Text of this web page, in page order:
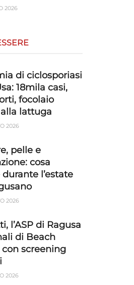
2026
di ciclosporiasi
18mila casi,
focolaio
lattuga
2026
pelle e
cosa
l’estate
2026
l’ASP di Ragusa
di Beach
con screening
2026